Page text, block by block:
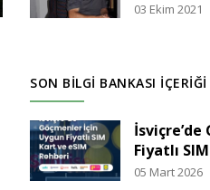
03 Ekim 2021
SON BILGI BANKASI İÇERIĞI
Fiyatlı
05 Mart 2026